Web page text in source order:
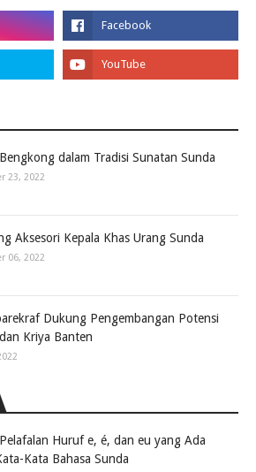
dalam Tradisi Sunatan Sunda
23, 2022
Aksesori Kepala Khas Urang Sunda
06, 2022
Dukung Pengembangan Potensi
Kriya Banten
Huruf e, é, dan eu yang Ada
Kata Bahasa Sunda